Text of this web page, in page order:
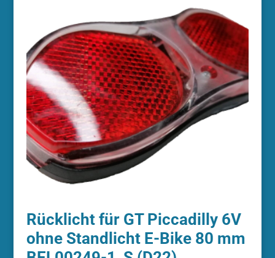
Rücklicht für GT Piccadilly 6V
ohne Standlicht E-Bike 80 mm